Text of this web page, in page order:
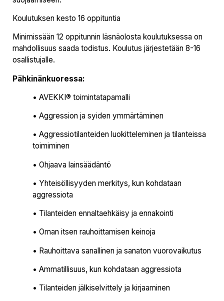
Koulutuksen kesto 16 oppituntia
Minimissään 12 oppitunnin läsnäolosta koulutuksessa on
mahdollisuus saada todistus. Koulutus järjestetään 8-16
osallistujalle.
Pähkinänkuoressa:
• AVEKKI® toimintatapamalli
• Aggression ja syiden ymmärtäminen
• Aggressiotilanteiden luokitteleminen ja tilanteissa
toimiminen
• Ohjaava lainsäädäntö
• Yhteisöllisyyden merkitys, kun kohdataan
aggressiota
• Tilanteiden ennaltaehkäisy ja ennakointi
• Oman itsen rauhoittamisen keinoja
• Rauhoittava sanallinen ja sanaton vuorovaikutus
• Ammatillisuus, kun kohdataan aggressiota
• Tilanteiden jälkiselvittely ja kirjaaminen